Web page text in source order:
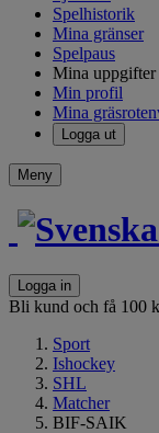
Spelhistorik
Mina gränser
Spelpaus
Mina uppgifter
Min profil
Mina
Logga ut
Meny
Logga in
Bli kund och få 100
Sport
Ishockey
SHL
Matcher
BIF-SAIK